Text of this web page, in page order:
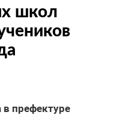
школ
префектуре